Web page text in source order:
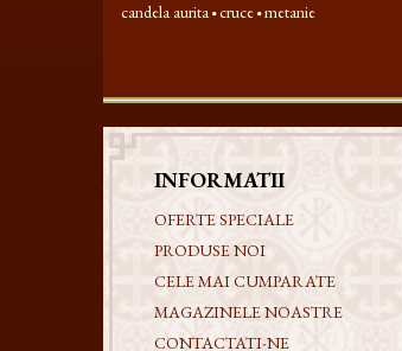
candela aurita cruce metanie
INFORMATII
OFERTE SPECIALE
PRODUSE NOI
CELE MAI CUMPARATE
MAGAZINELE NOASTRE
CONTACTATI-NE